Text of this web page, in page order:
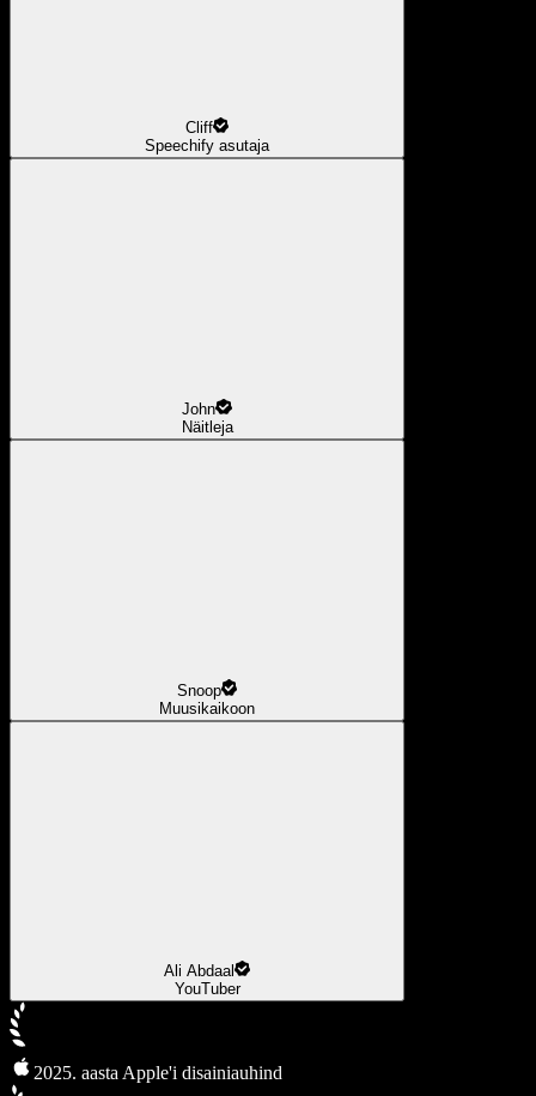
Cliff
Speechify asutaja
John
Näitleja
Snoop
Muusikaikoon
Ali Abdaal
YouTuber
2025. aasta Apple'i disainiauhind